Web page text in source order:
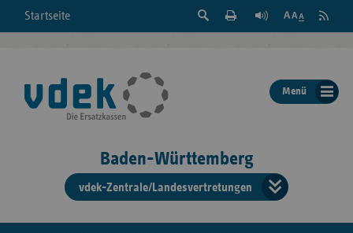
Startseite
Suche
der
Seite
Feed
Menü
Baden-Württemberg
vdek-Zentrale/Landesvertretungen
der